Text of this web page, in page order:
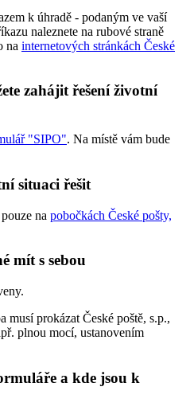
k úhradě - podaným ve vaší
naleznete na rubové straně
na internetových stránkách České
zahájit řešení životní
"SIPO". Na místě vám bude
situaci řešit
na pobočkách České pošty,
mít s sebou
musí prokázat České poště, s.p.,
plnou mocí, ustanovením
a kde jsou k